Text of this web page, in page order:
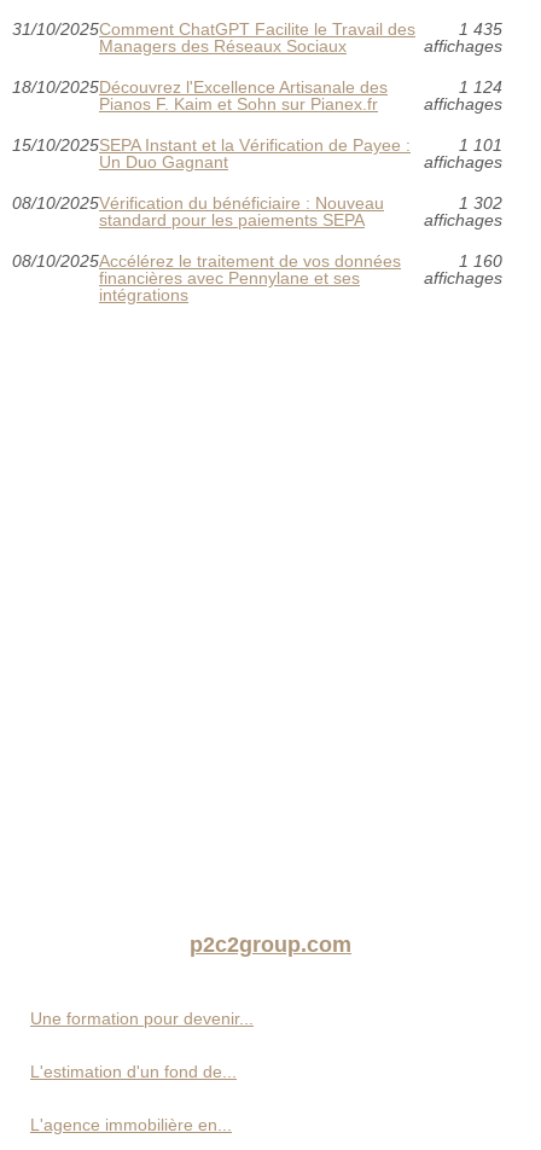
31/10/2025Comment ChatGPT Facilite le Travail des
Managers des Réseaux Sociaux
1 435
affichages
18/10/2025Découvrez l'Excellence Artisanale des
Pianos F. Kaim et Sohn sur Pianex.fr
1 124
affichages
15/10/2025SEPA Instant et la Vérification de Payee :
Un Duo Gagnant
1 101
affichages
08/10/2025Vérification du bénéficiaire : Nouveau
standard pour les paiements SEPA
1 302
affichages
08/10/2025Accélérez le traitement de vos données
financières avec Pennylane et ses
intégrations
1 160
affichages
p2c2group.com
Une formation pour devenir...
L'estimation d'un fond de...
L'agence immobilière en...